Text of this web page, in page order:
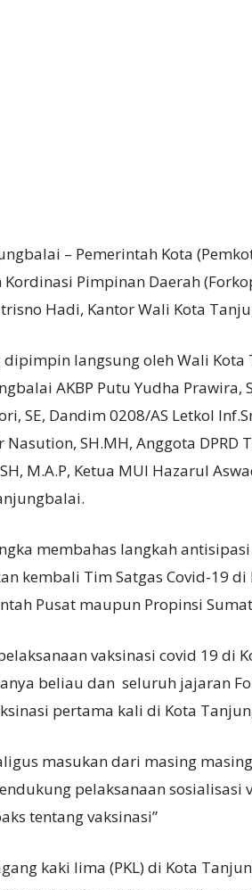
– Pemerintah Kota
Kordinasi Pimpinan Daerah
Hadi, Kantor Wali Kota
langsung oleh Wali
AKBP Putu Yudha Prawira,
SE, Dandim 0208/AS Letkol
SH.MH, Anggota DPRD
M.A.P, Ketua MUI Hazarul
membahas langkah
kembali Tim Satgas Covid-19
Pusat maupun Propinsi
vaksinasi covid 19 di
beliau dan seluruh jajaran
pertama kali di Kota
masukan dari masing
pelaksanaan
tentang vaksinasi”
kaki lima (PKL) di Kota